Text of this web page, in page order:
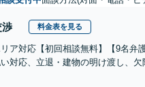
渉 料金表を見る
ア対応【初回相談無料】【9名弁
対応、立退・建物の明け渡し、